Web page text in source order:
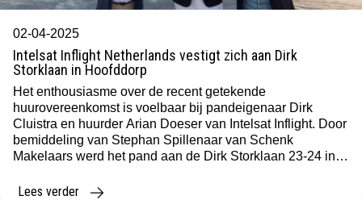
02-04-2025
Intelsat Inflight Netherlands vestigt zich aan Dirk
Storklaan in Hoofddorp
Het enthousiasme over de recent getekende
huurovereenkomst is voelbaar bij pandeigenaar Dirk
Cluistra en huurder Arian Doeser van Intelsat Inflight. Door
bemiddeling van Stephan Spillenaar van Schenk
Makelaars werd het pand aan de Dirk Storklaan 23-24 in
tevredenheid verhuurd. “Het pand is ooit gebouwd voor
Lees verder